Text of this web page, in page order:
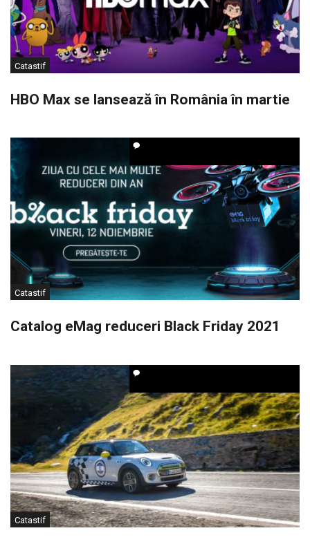
Catastif
HBO Max se lansează în România în martie
Catastif
Catalog eMag reduceri Black Friday 2021
Catastif